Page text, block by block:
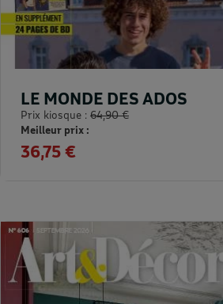
LE MONDE DES ADOS
Prix kiosque : 64,90 €
Meilleur prix :
36,75 €